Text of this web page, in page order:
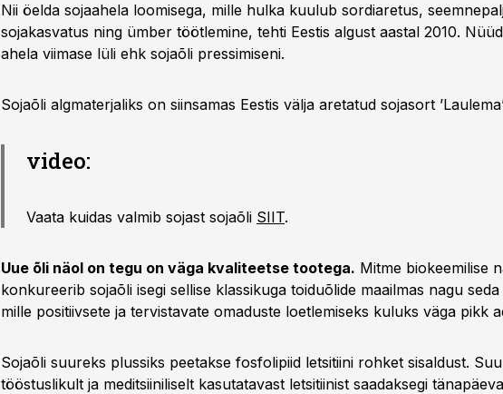
Nii öelda sojaahela loomisega, mille hulka kuulub sordiaretus,
sojakasvatus ning ümber töötlemine, tehti Eestis algust aastal 2010.
ahela viimase lüli ehk sojaõli pressimiseni.
Sojaõli algmaterjaliks on siinsamas Eestis välja aretatud sojasort
video:
Vaata kuidas valmib sojast sojaõli SIIT.
Uue õli näol on tegu on väga kvaliteetse tootega. Mitme biokeemilise
konkureerib sojaõli isegi sellise klassikuga toiduõlide maailmas nagu
mille positiivsete ja tervistavate omaduste loetlemiseks kuluks väga pikk
Sojaõli suureks plussiks peetakse fosfolipiid letsitiini rohket sisaldust.
tööstuslikult ja meditsiiniliselt kasutatavast letsitiinist saadaksegi